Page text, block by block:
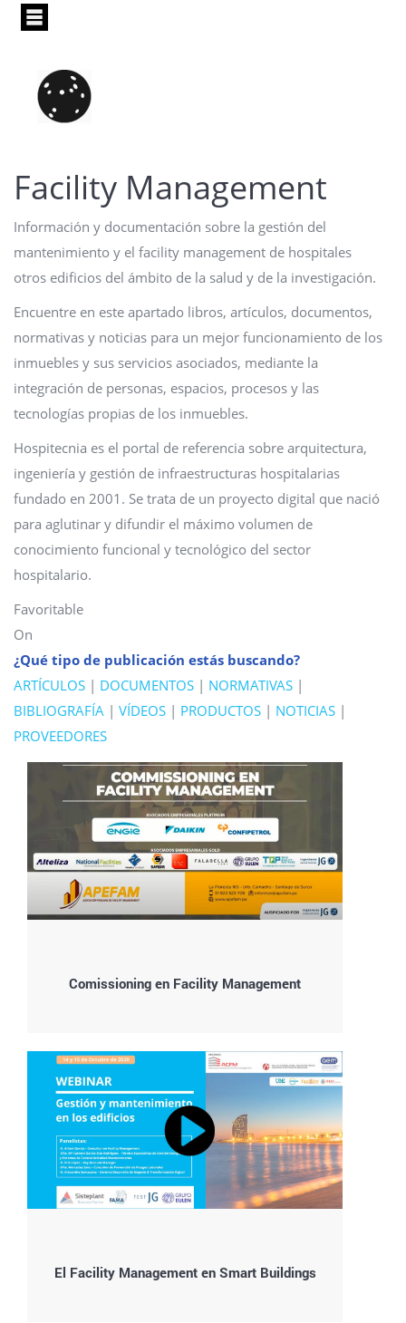
Pasar
principal
Facility Management
Información y documentación sobre la gestión del
mantenimiento y el facility management de hospitales
otros edificios del ámbito de la salud y de la investigación.
Encuentre en este apartado libros, artículos, documentos,
normativas y noticias para un mejor funcionamiento de los
inmuebles y sus servicios asociados, mediante la
integración de personas, espacios, procesos y las
tecnologías propias de los inmuebles.
Hospitecnia es el portal de referencia sobre arquitectura,
ingeniería y gestión de infraestructuras hospitalarias
fundado en 2001. Se trata de un proyecto digital que nació
para aglutinar y difundir el máximo volumen de
conocimiento funcional y tecnológico del sector
hospitalario.
Favoritable
On
¿Qué tipo de publicación estás buscando?
ARTÍCULOS | DOCUMENTOS | NORMATIVAS |
BIBLIOGRAFÍA | VÍDEOS | PRODUCTOS | NOTICIAS |
PROVEEDORES
Comissioning en Facility Management
El Facility Management en Smart Buildings